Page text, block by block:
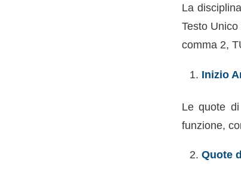
La
Testo
comma 2,
Inizio
Le quote
funzione,
Quote